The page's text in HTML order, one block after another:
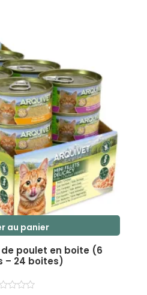
au panier
poulet en boite (6
– 24 boites)